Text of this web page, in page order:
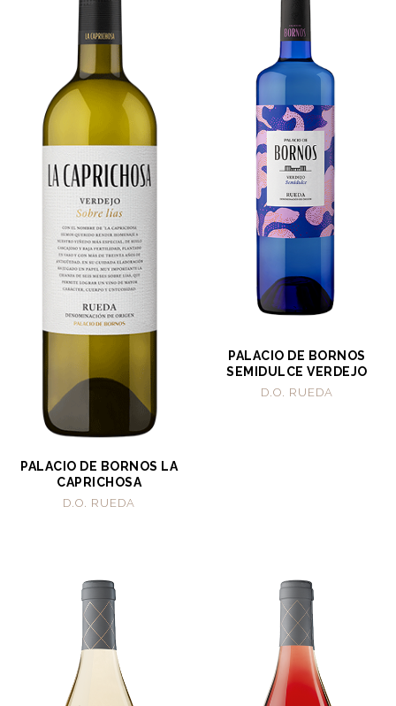
PALACIO DE BORNOS LA
CAPRICHOSA
D.O. RUEDA
PALACIO DE BORNOS
SEMIDULCE VERDEJO
D.O. RUEDA